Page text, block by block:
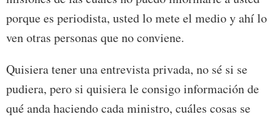
porque es periodista, usted lo mete el medio y ahí lo
ven otras personas que no conviene.
Quisiera tener una entrevista privada, no sé si se
pudiera, pero si quisiera le consigo información de
qué anda haciendo cada ministro, cuáles cosas se